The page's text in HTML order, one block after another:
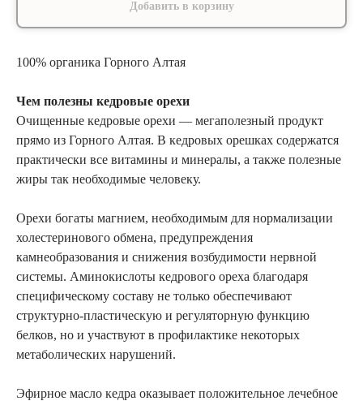
Добавить в корзину
100% органика Горного Алтая
Чем полезны кедровые орехи
Очищенные кедровые орехи — мегаполезный продукт
прямо из Горного Алтая. В кедровых орешках содержатся
практически все витамины и минералы, а также полезные
жиры так необходимые человеку.
Орехи богаты магнием, необходимым для нормализации
холестеринового обмена, предупреждения
камнеобразования и снижения возбудимости нервной
системы. Аминокислоты кедрового ореха благодаря
специфическому составу не только обеспечивают
структурно-пластическую и регуляторную функцию
белков, но и участвуют в профилактике некоторых
метаболических нарушений.
Эфирное масло кедра оказывает положительное лечебное